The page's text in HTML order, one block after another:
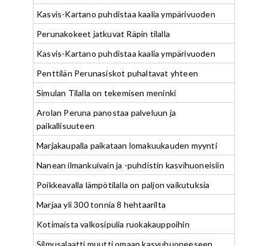
Kasvis-Kartano puhdistaa kaalia ympärivuoden
Perunakokeet jatkuvat Räpin tilalla
Kasvis-Kartano puhdistaa kaalia ympärivuoden
Penttilän Perunasiskot puhaltavat yhteen
Simulan Tilalla on tekemisen meninki
Arolan Peruna panostaa palveluun ja
paikallisuuteen
Marjakaupalla paikataan lomakuukauden myynti
Nanean ilmankuivain ja -puhdistin kasvihuoneisiin
Poikkeavalla lämpötilalla on paljon vaikutuksia
Marjaa yli 300 tonnia 8 hehtaarilta
Kotimaista valkosipulia ruokakauppoihin
Silmusalaatti muutti omaan kasvuhuoneeseen